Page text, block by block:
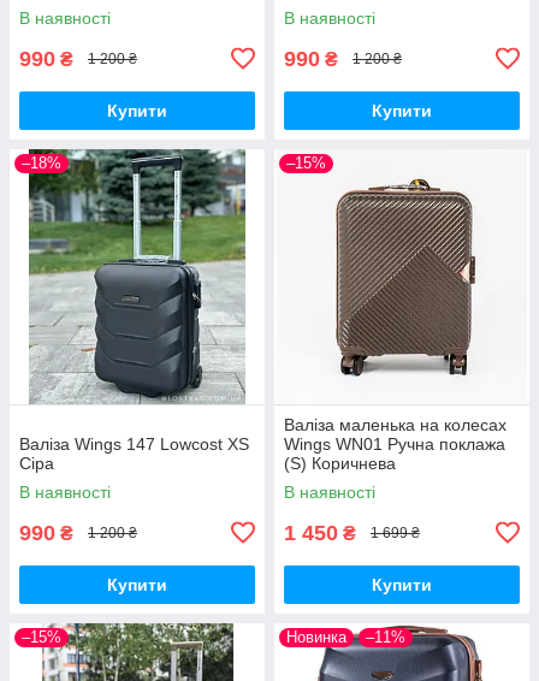
В наявності
990 ₴ 1 200 ₴
Купити
В наявності
990 ₴ 1 200 ₴
Купити
–18%
Валіза Wings 147 Lowcost XS
Сіра
В наявності
990 ₴ 1 200 ₴
Купити
–15%
Валіза маленька на колесах
Wings WN01 Ручна поклажа
(S) Коричнева
В наявності
1 450 ₴ 1 699 ₴
Купити
–15% Новинка –11%